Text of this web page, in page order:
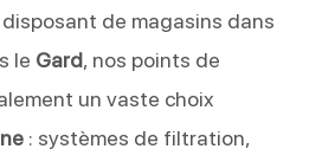
de magasins dans
le Gard, nos points de
un vaste choix
: systèmes de filtration,